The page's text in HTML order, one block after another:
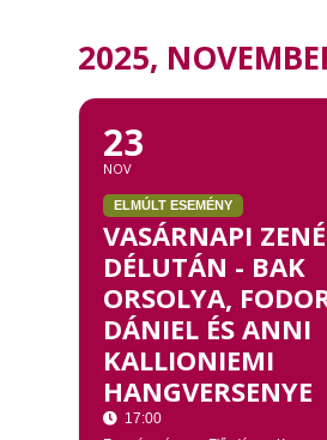
2025,
23
NOV
ELMÚLT ESEMÉNY
VASÁRNAPI
DÉLUTÁN - BAK
ORSOLYA,
DÁNIEL ÉS ANNI
KALLIONIEMI
HANGVERSENYE
17:00